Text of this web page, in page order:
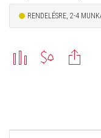
RENDELÉSRE, 2-4